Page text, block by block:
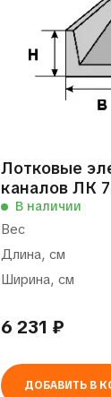
Лотковые
каналов ЛК
В наличии
Вес
Длина, см
Ширина, см
6 231 ₽
ДОБАВИТЬ В